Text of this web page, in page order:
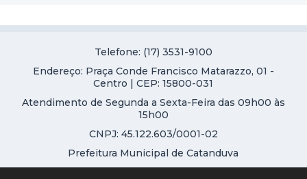
Telefone: (17) 3531-9100
Endereço: Praça Conde Francisco Matarazzo, 01 -
Centro | CEP: 15800-031
Atendimento de Segunda a Sexta-Feira das 09h00 às
15h00
CNPJ: 45.122.603/0001-02
Prefeitura Municipal de Catanduva